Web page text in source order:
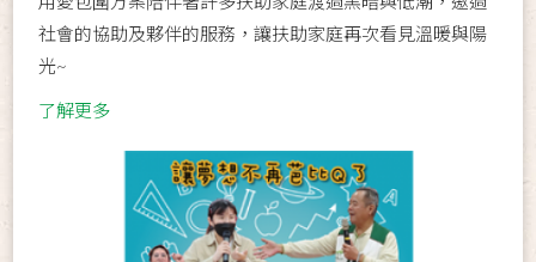
社會的協助及夥伴的服務，讓扶助家庭再次看見溫暖與陽
光~
了解更多